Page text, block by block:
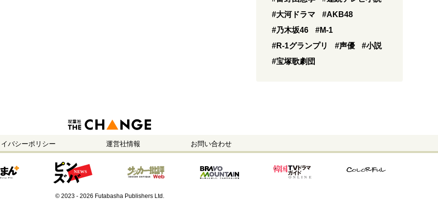
#大河ドラマ
#AKB48
#乃木坂46
#M-1
#R-1グランプリ
#声優
#小説
#宝塚歌劇団
バシーポリシー 運営社情報 お問い合わせ
© 2023 - 2026 Futabasha Publishers Ltd.